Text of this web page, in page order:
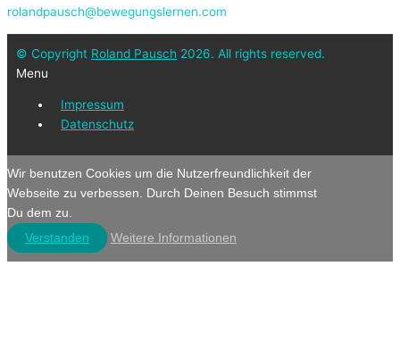
rolandpausch@bewegungslernen.com
© Copyright Roland Pausch 2026. All rights reserved.
Menu
Impressum
Datenschutz
Wir benutzen Cookies um die Nutzerfreundlichkeit der
Webseite zu verbessen. Durch Deinen Besuch stimmst
Du dem zu.
Verstanden
Weitere Informationen